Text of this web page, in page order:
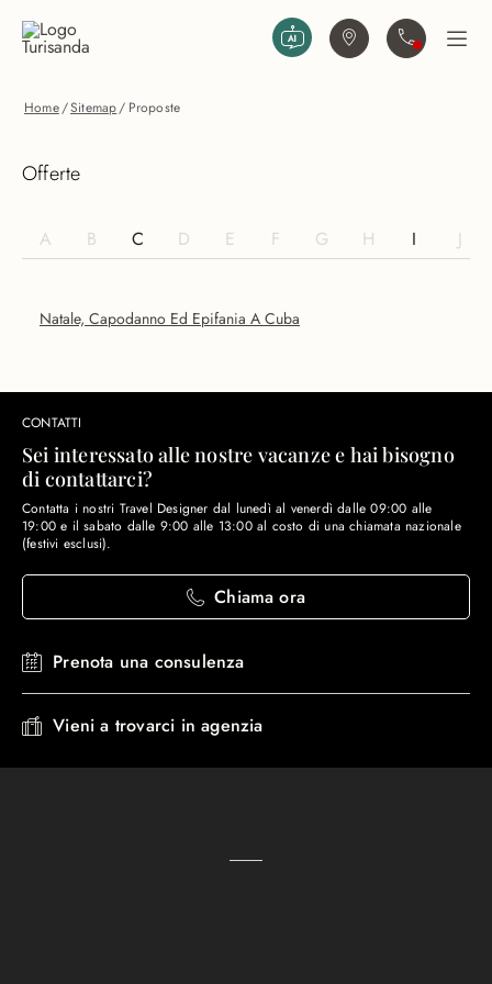
Trova agenziaContattaciApri
Home/Sitemap/ Proposte
Offerte
A B C D E F G H I J
Natale, Capodanno Ed Epifania A Cuba
CONTATTI
Sei interessato alle nostre vacanze e hai bisogno
di contattarci?
Contatta i nostri Travel Designer dal lunedì al venerdì dalle 09:00 alle
19:00 e il sabato dalle 9:00 alle 13:00 al costo di una chiamata nazionale
(festivi esclusi).
Chiama ora
Prenota una consulenza
Vieni a trovarci in agenzia